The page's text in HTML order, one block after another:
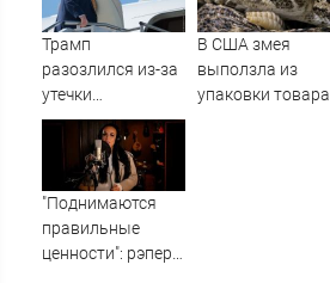
Армии России
Трамп
разозлился из-за
утечки
информации об
истощении
запасов
боеприпасов
В США змея
выползла из
упаковки товара
"Поднимаются
правильные
ценности": рэпер